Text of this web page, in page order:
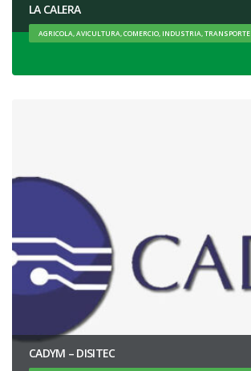
LA CALERA
AGRICOLA, AVICULTURA, COMERCIO, INDUSTRIA, TRANSPORTE
CADYM – DISITEC